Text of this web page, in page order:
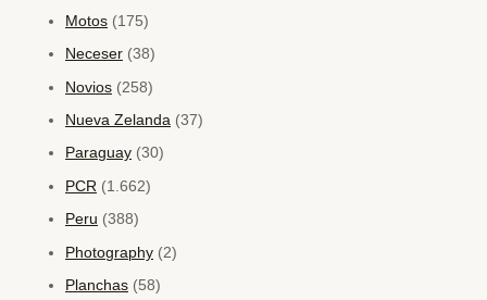
Motos (175)
Neceser (38)
Novios (258)
Nueva Zelanda (37)
Paraguay (30)
PCR (1.662)
Peru (388)
Photography (2)
Planchas (58)